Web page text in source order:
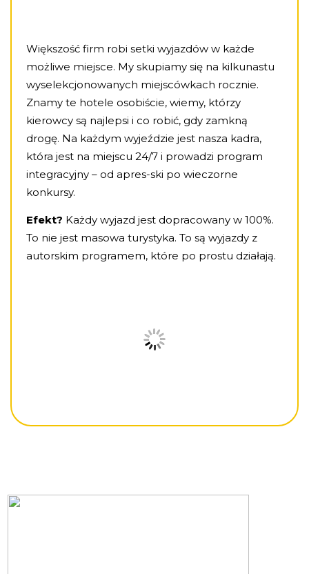
Większość firm robi setki wyjazdów w każde
możliwe miejsce. My skupiamy się na kilkunastu
wyselekcjonowanych miejscówkach rocznie.
Znamy te hotele osobiście, wiemy, którzy
kierowcy są najlepsi i co robić, gdy zamkną
drogę. Na każdym wyjeździe jest nasza kadra,
która jest na miejscu 24/7 i prowadzi program
integracyjny – od apres-ski po wieczorne
konkursy.
Efekt? Każdy wyjazd jest dopracowany w 100%.
To nie jest masowa turystyka. To są wyjazdy z
autorskim programem, które po prostu działają.